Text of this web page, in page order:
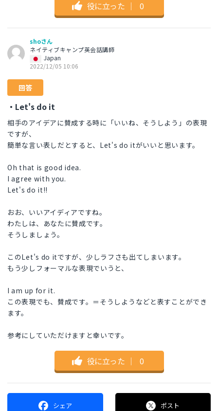
役に立った ｜ 0
shoさん
ネイティブキャンプ英会話講師
Japan
2022/12/05 10:06
回答
・Let's do it
相手のアイデアに賛成する時に「いいね、そうしよう」の表現
ですが、
簡単な言い表しだとすると、Let's do itがいいと思います。
Oh that is good idea.
I agree with you.
Let's do it!!
おお、いいアイディアですね。
わたしは、あなたに賛成です。
そうしましょう。
このLet's do itですが、少しラフさも出てしまいます。
もう少しフォーマルな表現でいうと、
I am up for it.
この表現でも、賛成です。＝そうしようなどと表すことができ
ます。
参考にしていただけますと幸いです。
役に立った ｜ 0
シェア ポスト